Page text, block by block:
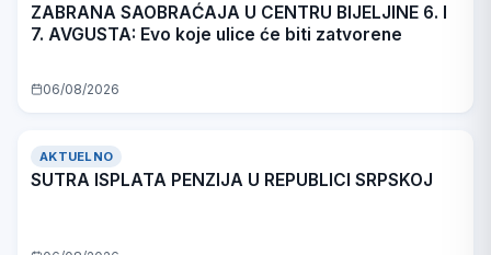
ZABRANA SAOBRAĆAJA U CENTRU BIJELJINE 6. I
7. AVGUSTA: Evo koje ulice će biti zatvorene
06/08/2026
AKTUELNO
SUTRA ISPLATA PENZIJA U REPUBLICI SRPSKOJ